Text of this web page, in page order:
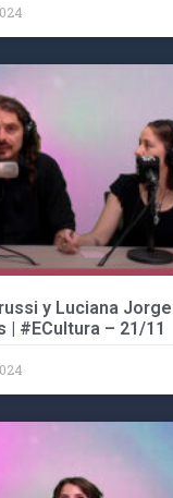
y Luciana
| #ECultura – 21/11